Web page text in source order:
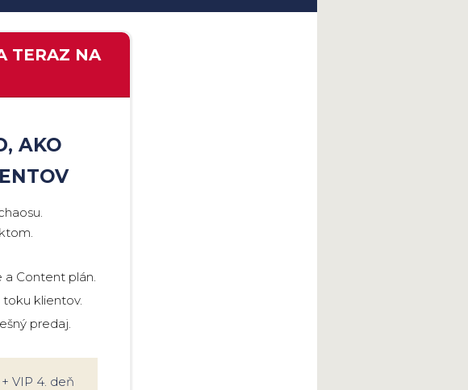
TERAZ NA
AKO
a Content plán.
klientov.
predaj.
VIP 4. deň